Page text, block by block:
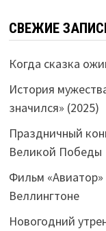
СВЕЖИЕ
Когда сказка
История
значился» (2025)
Праздничный
Великой Победы
Фильм «Авиатор»
Веллингтоне
Новогодний